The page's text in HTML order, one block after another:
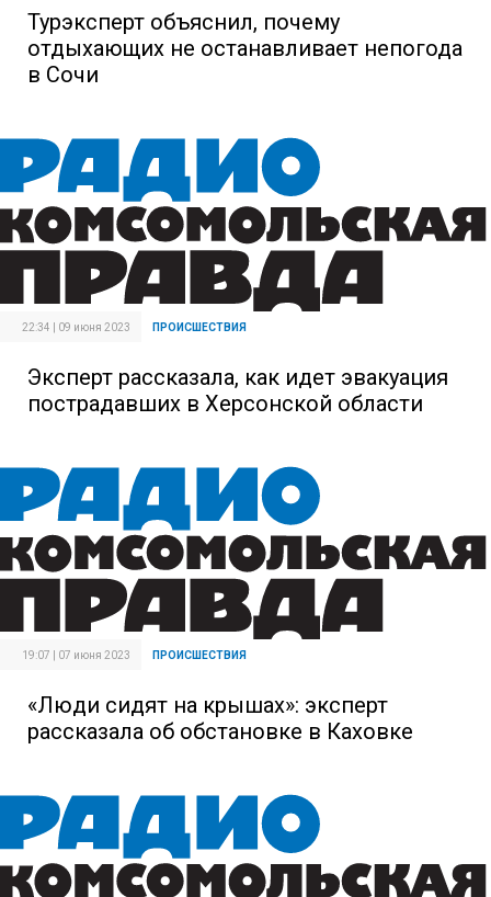
Турэксперт объяснил, почему
отдыхающих не останавливает непогода
в Сочи
22:34 | 09 июня 2023 ПРОИСШЕСТВИЯ
Эксперт рассказала, как идет эвакуация
пострадавших в Херсонской области
19:07 | 07 июня 2023 ПРОИСШЕСТВИЯ
«Люди сидят на крышах»: эксперт
рассказала об обстановке в Каховке